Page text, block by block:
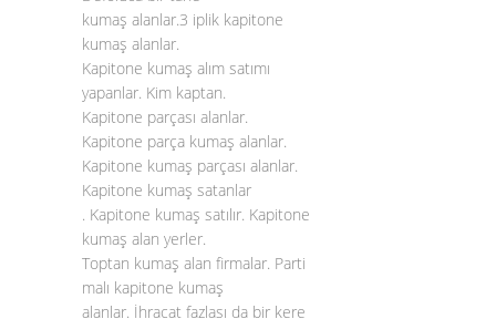
kumaş alanlar.3 iplik kapitone
kumaş alanlar.
Kapitone kumaş alım satımı
yapanlar. Kim kaptan.
Kapitone parçası alanlar.
Kapitone parça kumaş alanlar.
Kapitone kumaş parçası alanlar.
Kapitone kumaş satanlar
. Kapitone kumaş satılır. Kapitone
kumaş alan yerler.
Toptan kumaş alan firmalar. Parti
malı kapitone kumaş
alanlar. İhracat fazlası da bir kere